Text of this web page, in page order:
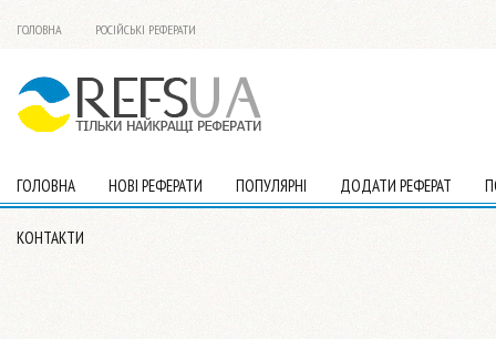
ГОЛОВНА РОСІЙСЬКІ РЕФЕРАТИ
ГОЛОВНА НОВІ РЕФЕРАТИ ПОПУЛЯРНІ ДОДАТИ РЕФЕРАТ
КОНТАКТИ